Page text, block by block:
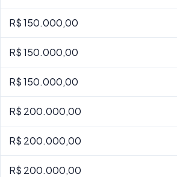
R$ 150.000,00
R$ 150.000,00
R$ 150.000,00
R$ 200.000,00
R$ 200.000,00
R$ 200.000,00